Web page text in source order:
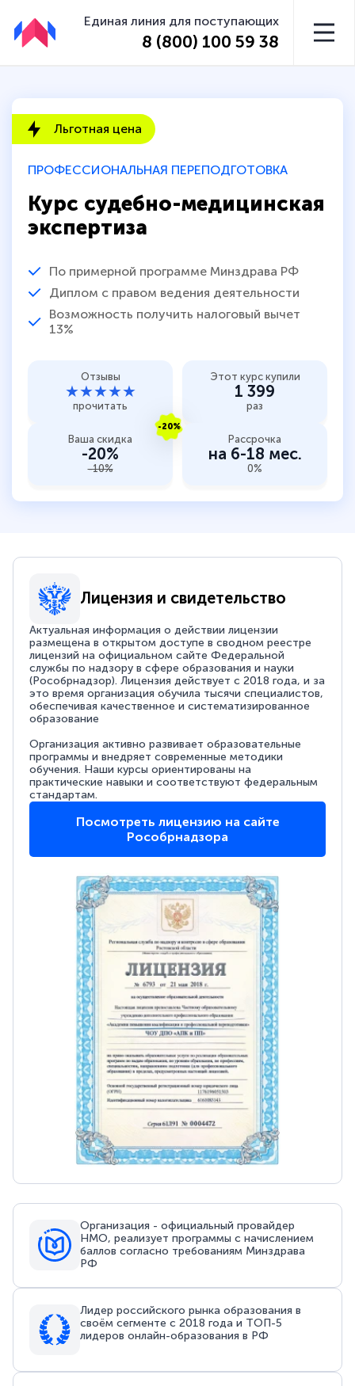
Единая линия для поступающих
8 (800) 100 59 38
ПРОФЕССИОНАЛЬНАЯ ПЕРЕПОДГОТОВКА
Курс судебно-медицинская
экспертиза
По примерной программе Минздрава РФ
Диплом с правом ведения деятельности
Возможность получить налоговый вычет
13%
Льготная цена
Отзывы
★★★★★
прочитать
Этот курс купили
1 399
раз
-20%
Ваша скидка
-20%
-10%
Рассрочка
на 6-18 мес.
0%
Лицензия и свидетельство
Актуальная информация о действии лицензии
размещена в открытом доступе в сводном реестре
лицензий на официальном сайте Федеральной
службы по надзору в сфере образования и науки
(Рособрнадзор). Лицензия действует с 2018 года, и за
это время организация обучила тысячи специалистов,
обеспечивая качественное и систематизированное
образование
Организация активно развивает образовательные
программы и внедряет современные методики
обучения. Наши курсы ориентированы на
практические навыки и соответствуют федеральным
стандартам.
Посмотреть лицензию на сайте
Рособрнадзора
Организация - официальный провайдер
НМО, реализует программы с начислением
баллов согласно требованиям Минздрава
РФ
Лидер российского рынка образования в
своём сегменте с 2018 года и ТОП-5
лидеров онлайн-образования в РФ